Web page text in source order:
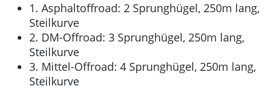
1. ​Asphaltoffroad: 2 Sprunghügel, 250m lang,
Steilkurve
2. DM-Offroad: 3 Sprung​​​hügel, 250m lang,
Steilkurve
3. Mittel-Offroad: 4 Sprunghügel, 250m lang,
Steilkurve